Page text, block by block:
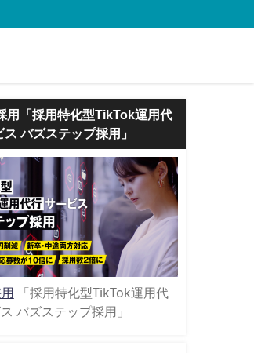
用「採用特化型TikTok運用代
バズステップ採用」
「採用特化型TikTok運用代
バズステップ採用」